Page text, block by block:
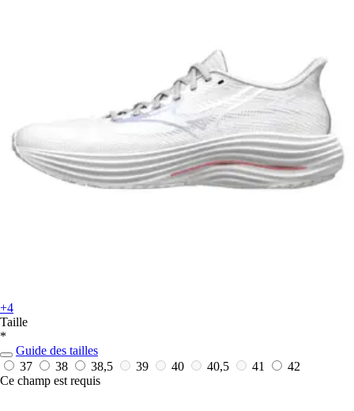
+4
Taille
*
Guide des tailles
37
38 38,5 39 40 40,5 41
42
Ce champ est requis